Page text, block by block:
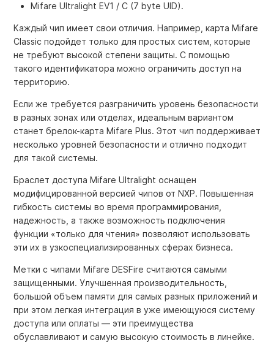
Mifare Ultralight EV1 / C (7 byte UID).
Каждый чип имеет свои отличия. Например, карта Mifare
Classic подойдет только для простых систем, которые
не требуют высокой степени защиты. С помощью
такого идентификатора можно ограничить доступ на
территорию.
Если же требуется разграничить уровень безопасности
в разных зонах или отделах, идеальным вариантом
станет брелок-карта Mifare Plus. Этот чип поддерживает
несколько уровней безопасности и отлично подходит
для такой системы.
Браслет доступа Mifare Ultralight оснащен
модифицированной версией чипов от NXP. Повышенная
гибкость системы во время программирования,
надежность, а также возможность подключения
функции «только для чтения» позволяют использовать
эти их в узкоспециализированных сферах бизнеса.
Метки с чипами Mifare DESFire считаются самыми
защищенными. Улучшенная производительность,
большой объем памяти для самых разных приложений и
при этом легкая интеграция в уже имеющуюся систему
доступа или оплаты — эти преимущества
обуславливают и самую высокую стоимость в линейке.